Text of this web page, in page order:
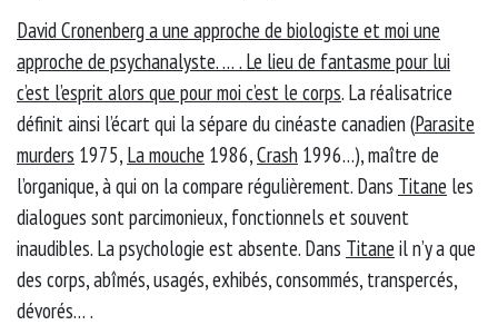
David Cronenberg a une approche de biologiste et moi une
approche de psychanalyste. … . Le lieu de fantasme pour lui
c’est l’esprit alors que pour moi c’est le corps. La réalisatrice
définit ainsi l’écart qui la sépare du cinéaste canadien (Parasite
murders 1975, La mouche 1986,Crash 1996…), maître de
l’organique, à qui on la compare régulièrement. Dans Titane les
dialogues sont parcimonieux, fonctionnels et souvent
inaudibles. La psychologie est absente. Dans Titane il n’y a que
des corps, abîmés, usagés, exhibés, consommés, transpercés,
dévorés… .